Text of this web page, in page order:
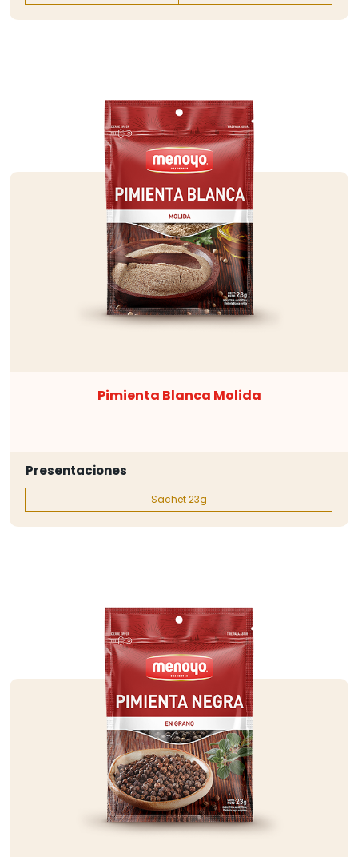
Pimienta Blanca Molida
Presentaciones
Sachet 23g